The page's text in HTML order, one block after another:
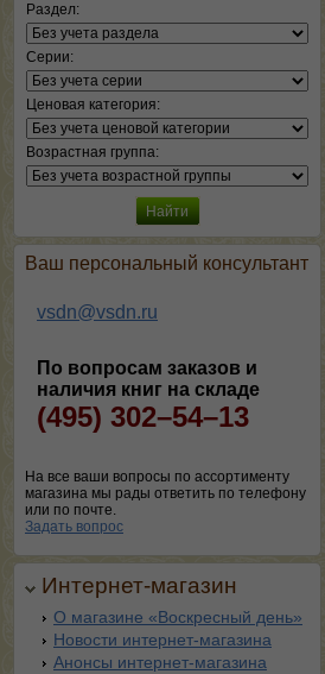
Раздел:
Серии:
Ценовая категория:
Возрастная группа:
Ваш персональный консультант
vsdn@vsdn.ru
По вопросам заказов и
наличия книг на складе
(495) 302–54–13
На все ваши вопросы по ассортименту
магазина мы рады ответить по телефону
или по почте.
Задать вопрос
Интернет-магазин
О магазине «Воскресный день»
Новости интернет-магазина
Анонсы интернет-магазина